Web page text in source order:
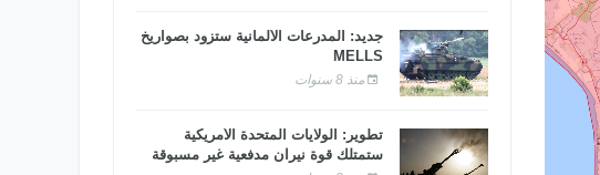
جديد: المدرعات الألمانية ستزود بصواريخ
MELLS
منذ 8 سنوات
تطوير: الولايات المتحدة الأمريكية
ستمتلك قوة نيران مدفعية غير مسبوقة